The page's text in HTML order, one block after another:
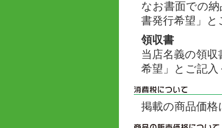
なお書面での
書発行希望」
領収書
当店名義の領
希望」とご記
掲載の商品価